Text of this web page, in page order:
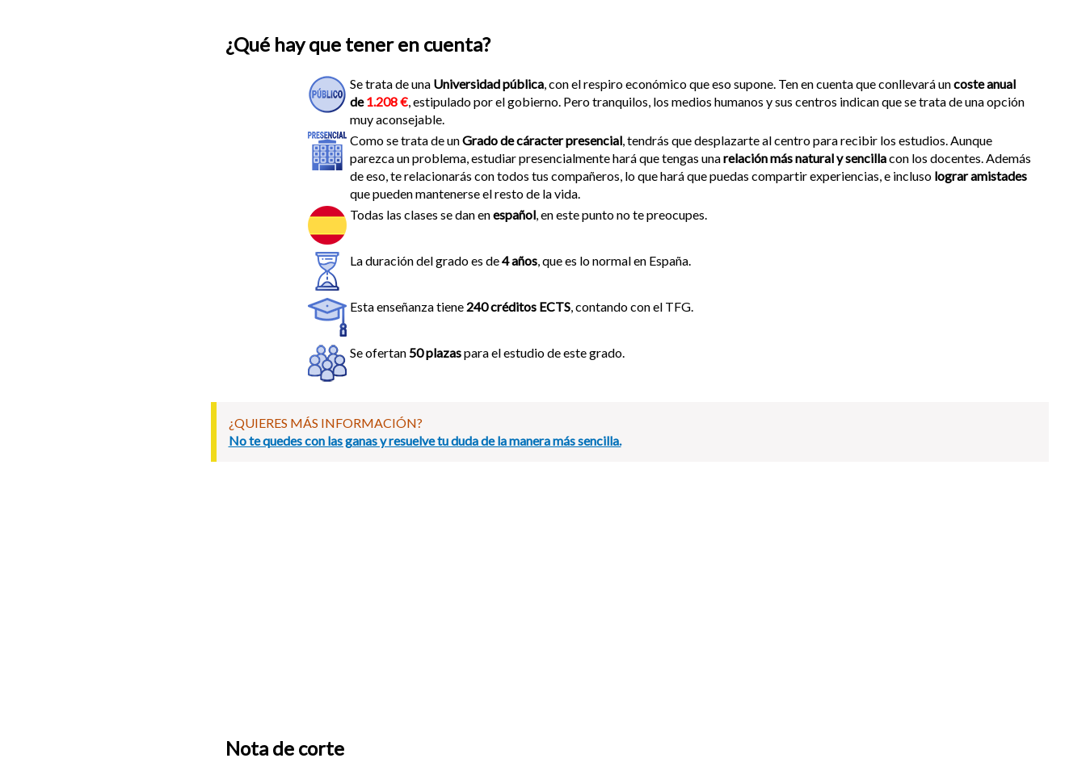
¿Qué hay que tener en cuenta?
Se trata de una Universidad pública , con el respiro económico que eso supone. Ten en cuenta que conllevará uncoste anual
de1.208 € , estipulado por el gobierno. Pero tranquilos, los medios humanos y sus centros indican que se trata de una opción
muy aconsejable.
Como se trata de unGrado de cáracter presencial , tendrás que desplazarte al centro para recibir los estudios. Aunque
parezca un problema, estudiar presencialmente hará que tengas unarelación más natural y sencillacon los docentes. Además
de eso, te relacionarás con todos tus compañeros, lo que hará que puedas compartir experiencias, e incluso lograr amistades
que pueden mantenerse el resto de la vida.
Todas las clases se dan enespañol , en este punto no te preocupes.
La duración del grado es de4 años , que es lo normal en España.
Esta enseñanza tiene 240 créditos ECTS , contando con el TFG.
Se ofertan 50 plazaspara el estudio de este grado.
¿QUIERES MÁS INFORMACIÓN?
No te quedes con las ganas y resuelve tu duda de la manera más sencilla.
Nota de corte